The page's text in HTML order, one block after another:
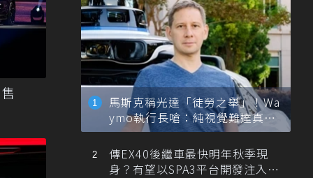
馬斯克稱光達「徒勞之舉」！Wa
ymo執行長嗆：純視覺難達真正
自動駕駛
傳EX40後繼車最快明年秋季現
身？有望以SPA3平台開發注入80